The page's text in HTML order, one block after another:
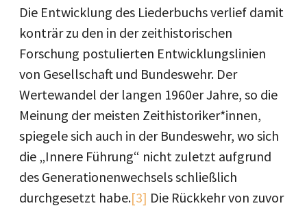
Die Entwicklung des Liederbuchs verlief damit
konträr zu den in der zeithistorischen
Forschung postulierten Entwicklungslinien
von Gesellschaft und Bundeswehr. Der
Wertewandel der langen 1960er Jahre, so die
Meinung der meisten Zeithistoriker*innen,
spiegele sich auch in der Bundeswehr, wo sich
die „Innere Führung“ nicht zuletzt aufgrund
des Generationenwechsels schließlich
durchgesetzt habe.[3] Die Rückkehr von zuvor